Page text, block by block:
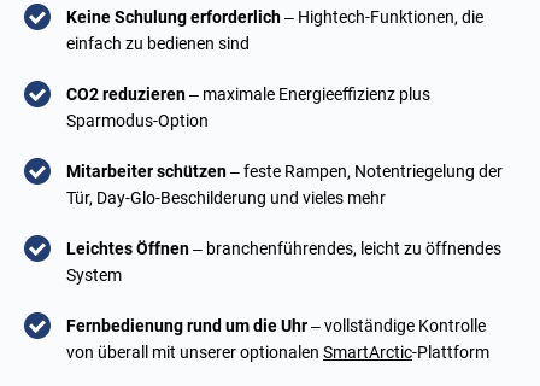
Keine Schulung erforderlich– Hightech-Funktionen, die
einfach zu bedienen sind
CO2 reduzieren– maximale Energieeffizienz plus
Sparmodus-Option
Mitarbeiter schützen– feste Rampen, Notentriegelung der
Tür, Day-Glo-Beschilderung und vieles mehr
Leichtes Öffnen– branchenführendes, leicht zu öffnendes
System
Fernbedienung rund um die Uhr– vollständige Kontrolle
von überall mit unserer optionalen SmartArctic-Plattform